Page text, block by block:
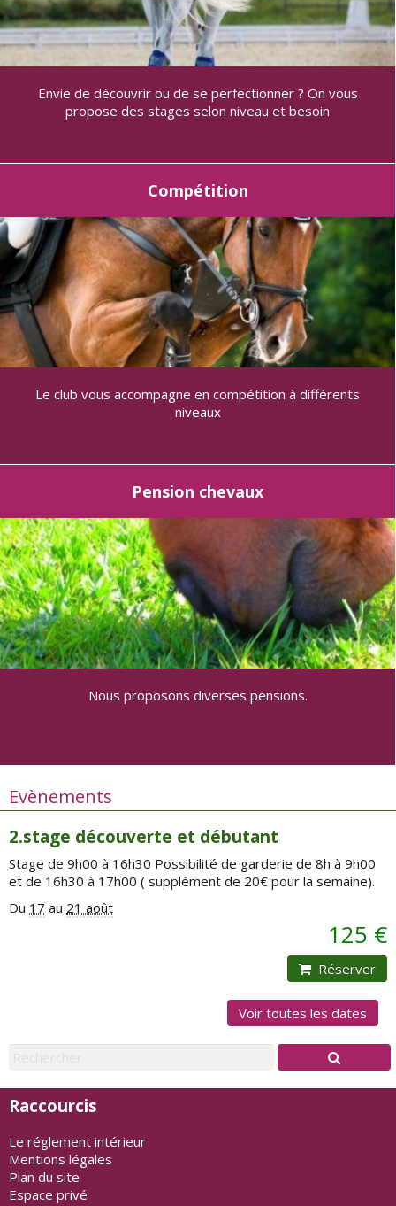
Envie de découvrir ou de se perfectionner ? On vous
propose des stages selon niveau et besoin
Compétition
Le club vous accompagne en compétition à différents
niveaux
Pension chevaux
Nous proposons diverses pensions.
Evènements
2.stage découverte et débutant
Stage de 9h00 à 16h30 Possibilité de garderie de 8h à 9h00
et de 16h30 à 17h00 ( supplément de 20€ pour la semaine).
Du 17 au 21 août
125 €
Réserver
Voir toutes les dates
Raccourcis
Le réglement intérieur
Mentions légales
Plan du site
Espace privé